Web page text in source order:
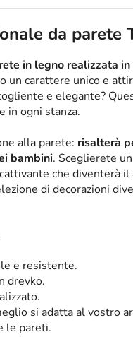
da parete
in legno realizzata
un carattere unico e
e elegante?
in ogni stanza.
alla parete: risalterà
bambini. Sceglierete
che diventerà
di decorazioni
e resistente.
drevko.
si adatta al vostro
le pareti.